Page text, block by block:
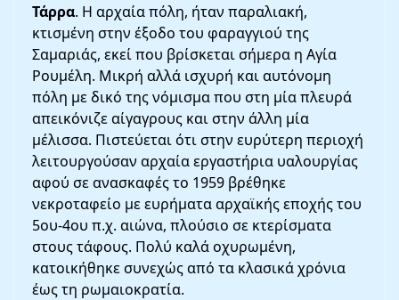
Τάρρα. Η αρχαία πόλη, ήταν παραλιακή,
κτισμένη στην έξοδο του φαραγγιού της
Σαμαριάς, εκεί που βρίσκεται σήμερα η Αγία
Ρουμέλη. Μικρή αλλά ισχυρή και αυτόνομη
πόλη με δικό της νόμισμα που στη μία πλευρά
απεικόνιζε αίγαγρους και στην άλλη μία
μέλισσα. Πιστεύεται ότι στην ευρύτερη περιοχή
λειτουργούσαν αρχαία εργαστήρια υαλουργίας
αφού σε ανασκαφές το 1959 βρέθηκε
νεκροταφείο με ευρήματα αρχαϊκής εποχής του
5ου-4ου π.χ. αιώνα, πλούσιο σε κτερίσματα
στους τάφους. Πολύ καλά οχυρωμένη,
κατοικήθηκε συνεχώς από τα κλασικά χρόνια
έως τη ρωμαιοκρατία.